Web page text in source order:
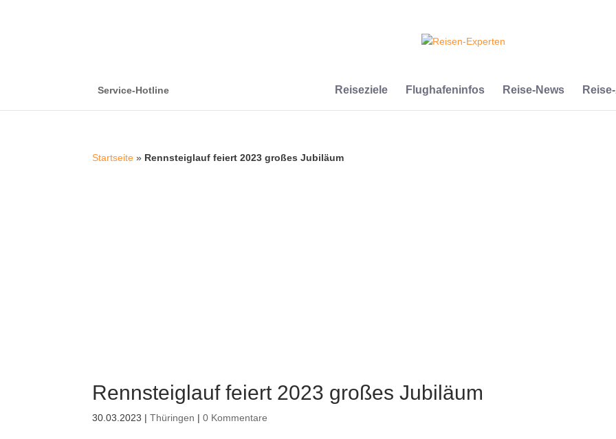
Service-Hotline Reiseziele Flughafeninfos Reise-News
Startseite » Rennsteiglauf feiert 2023 großes Jubiläum
Rennsteiglauf feiert 2023 großes Jubiläum
30.03.2023 |Thüringen |0 Kommentare